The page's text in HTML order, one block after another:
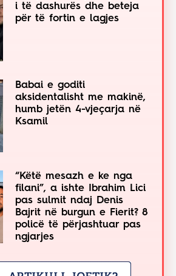
i të dashurës dhe beteja
për të fortin e lagjes
Babai e goditi
aksidentalisht me makinë,
humb jetën 4-vjeçarja në
Ksamil
“Këtë mesazh e ke nga
filani”, a ishte Ibrahim Lici
pas sulmit ndaj Denis
Bajrit në burgun e Fierit? 8
policë të përjashtuar pas
ngjarjes